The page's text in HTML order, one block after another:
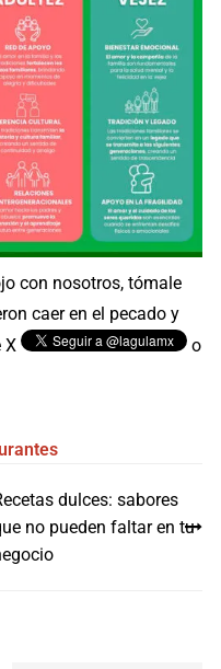
con nosotros, tómale
caer en el pecado y
X
o
dulces: sabores
no pueden faltar en tu